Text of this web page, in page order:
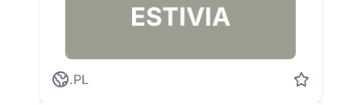
ESTIVIA
.PL